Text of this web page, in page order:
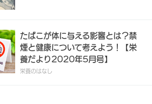
たばこが体に与える影響とは？禁
煙と健康について考えよう！【栄
養だより2020年5月号】
栄養のはなし